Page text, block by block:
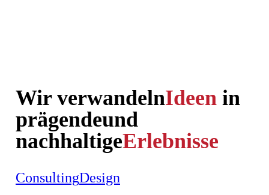
Wir verwandelnIdeen in
prägendeund
nachhaltigeErlebnisse
ConsultingDesign